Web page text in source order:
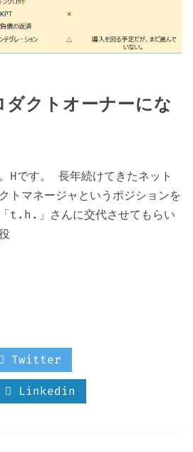
ダクトオーナーにな
Hです。 長年続けてきたネット
トマネージャというポジションを
t.h.」さんに交代させてもらい
Twitter
Linkedin